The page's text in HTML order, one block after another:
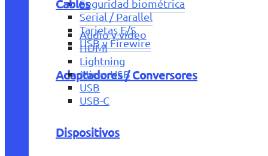
Seguridad biométrica
Serial / Parallel
Tarjetas E/S
USB y Firewire
Adaptadores / Conversores
Cables
Audio y vídeo
HDMI
Lightning
Micro USB
USB
USB-C
Dispositivos